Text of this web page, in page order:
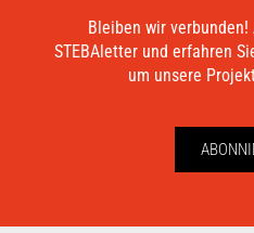
Bleiben wir
STEBAletter und erfahren
um unsere